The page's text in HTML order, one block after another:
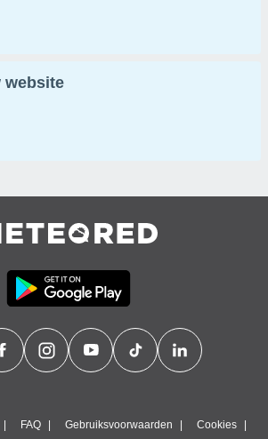
website
FAQ Gebruiksvoorwaarden Cookies